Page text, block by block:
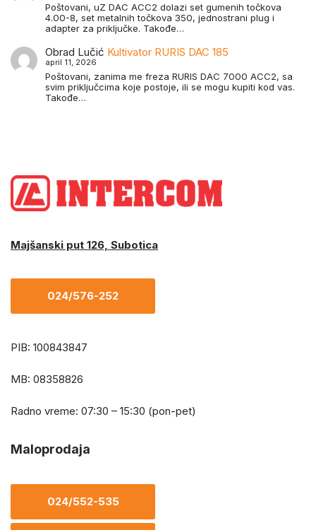
Poštovani, uZ DAC ACC2 dolazi set gumenih točkova
4.00-8, set metalnih točkova 350, jednostrani plug i
adapter za priključke. Takođe…
Obrad Lučić Kultivator RURIS DAC 185
april 11, 2026
Poštovani, zanima me freza RURIS DAC 7000 ACC2, sa
svim priključcima koje postoje, ili se mogu kupiti kod vas.
Takođe…
Majšanski put 126, Subotica
024/576-252
PIB: 100843847
MB: 08358826
Radno vreme: 07:30 – 15:30 (pon-pet)
Maloprodaja
024/552-535